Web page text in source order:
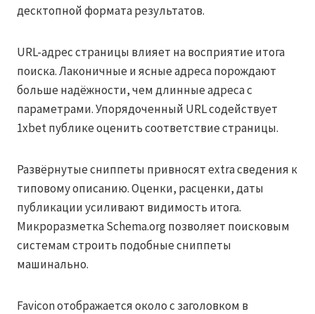
десктопной формата результатов.
URL-адрес страницы влияет на восприятие итога
поиска. Лаконичные и ясные адреса порождают
больше надёжности, чем длинные адреса с
параметрами. Упорядоченный URL содействует
1xbet публике оценить соответствие страницы.
Развёрнутые сниппеты привносят extra сведения к
типовому описанию. Оценки, расценки, даты
публикации усиливают видимость итога.
Микроразметка Schema.org позволяет поисковым
системам строить подобные сниппеты
машинально.
Favicon отображается около с заголовком в